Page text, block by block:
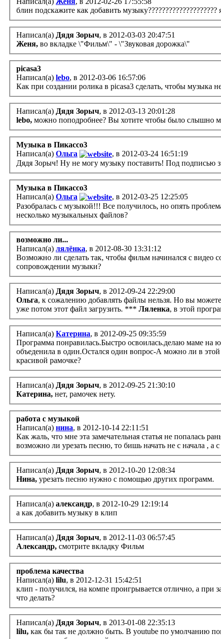
блин подскажите как добавить
Написал(а) Дядя Зорыч, в 2012-03-03 20:47:51
Женя, во вкладке \"Фильм\" - \"Звуковая дорожка\"
picasa3
Написал(а) lebo, в 2012-03-06 16:57:06
Как при создании ролика в picasa3 сделать, чтобы музыка
Написал(а) Дядя Зорыч, в 2012-03-13 20:01:28
lebo, можно поподробнее? Вы хотите чтобы было слышно
Музыка в Пикассо3
Написал(а) Ольга
, в 2012-03-24 16:51:19
Дядя Зорыч! Ну не могу музыку поставить! Под подписью
Музыка в Пикассо3
Написал(а) Ольга
, в 2012-03-25 12:25:05
Разобралась с музыкой!!! Все получилось, но опять
несколько музыкальных файлов?
возможно ли...
Написал(а) лялёнка, в 2012-08-30 13:31:12
Возможно ли сделать так, чтобы фильм начинался с видео
сопровождении музыки?
Написал(а) Дядя Зорыч, в 2012-09-24 22:29:00
Ольга, к сожалению добавлять файлы нельзя. Но вы
уже потом этот файл загрузить. *** Ляленка, в этой
Написал(а) Катерина, в 2012-09-25 09:35:59
Программа понравилась.Быстро освоилась.делаю маме
объеденила в один.Остался один вопрос-А можно ли в
красивой рамочке?
Написал(а) Дядя Зорыч, в 2012-09-25 21:30:10
Катерина, нет, рамочек нету.
работа с музыкой
Написал(а) нина, в 2012-10-14 22:11:51
Как жаль, что мне эта замечательная статья не попалась
возможно ли урезать песню, то бишь начать не с начала ,
Написал(а) Дядя Зорыч, в 2012-10-20 12:08:34
Нина, урезать песню нужно с помощью других программ.
Написал(а) александр, в 2012-10-29 12:19:14
а как добавить музыку в клип
Написал(а) Дядя Зорыч, в 2012-11-03 06:57:45
Александр, смотрите вкладку Фильм
проблема качества
Написал(а) lilu, в 2012-12-31 15:42:51
клип - получился, на компе проигрывается отлично, а при
что делать?
Написал(а) Дядя Зорыч, в 2013-01-08 22:35:13
lilu, как бы так не должно быть. В youtube по умолчанию